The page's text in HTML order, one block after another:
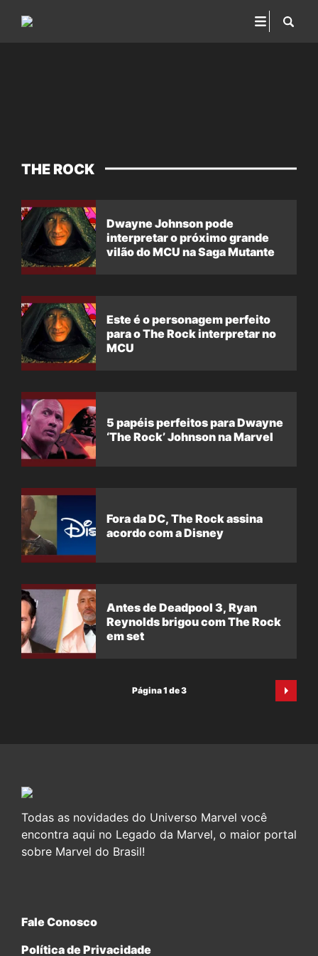
THE ROCK
Dwayne Johnson pode
interpretar o próximo grande
vilão do MCU na Saga Mutante
Este é o personagem perfeito
para o The Rock interpretar no
MCU
5 papéis perfeitos para Dwayne
‘The Rock’ Johnson na Marvel
Fora da DC, The Rock assina
acordo com a Disney
Antes de Deadpool 3, Ryan
Reynolds brigou com The Rock
em set
Página 1 de 3
Todas as novidades do Universo Marvel você
encontra aqui no Legado da Marvel, o maior portal
sobre Marvel do Brasil!
Fale Conosco
Política de Privacidade